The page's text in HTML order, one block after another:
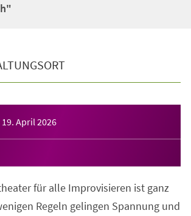
19. April 2026
für alle Improvisieren ist ganz
Regeln gelingen Spannung und